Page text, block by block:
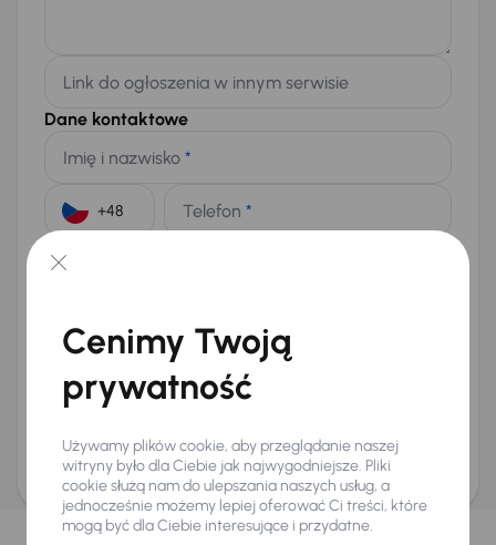
Link do ogłoszenia w innym serwisie
Dane kontaktowe
Imię i nazwisko *
Telefon *
E-mail
Na numer telefonu (opcjonalnie)
Wyślij zapytanie
ani zagwarantowaną dostępnością pojazdu. AURES Holdings a.s., z siedzibą
Dopraváků 874/15, Čimice, 184 00 Praga 8, będzie przechowywać i przetwarzać
Twoje dane osobowe zgodnie z zasadami ochrony i przetwarzaniadanych
osobowych
Wybraliśmy dla Ciebie
Cenimy Twoją
prywatność
Używamy plików cookie, aby przeglądanie naszej
witryny było dla Ciebie jak najwygodniejsze. Pliki
cookie służą nam do ulepszania naszych usług, a
jednocześnie możemy lepiej oferować Ci treści, które
mogą być dla Ciebie interesujące i przydatne.